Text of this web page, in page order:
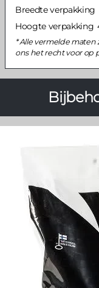
Breedte verpakking
Hoogte verpakking
Alle vermelde maten
ons het recht voor op